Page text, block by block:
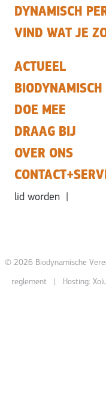
DYNAMISCH
VIND WAT JE
ACTUEEL
BIODYNAMISCH
DOE MEE
DRAAG BIJ
OVER ONS
lid worden
© 2026 Biodynamische
reglement| Hosting: